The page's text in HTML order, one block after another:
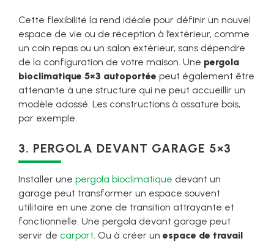
Cette flexibilité la rend idéale pour définir un nouvel
espace de vie ou de réception à l’extérieur, comme
un coin repas ou un salon extérieur, sans dépendre
de la configuration de votre maison. Une pergola
bioclimatique 5×3 autoportée peut également être
attenante à une structure qui ne peut accueillir un
modèle adossé. Les constructions à ossature bois,
par exemple.
3. PERGOLA DEVANT GARAGE 5×3
Installer une pergola bioclimatique devant un
garage peut transformer un espace souvent
utilitaire en une zone de transition attrayante et
fonctionnelle. Une pergola devant garage peut
servir de carport. Ou à créer un espace de travail